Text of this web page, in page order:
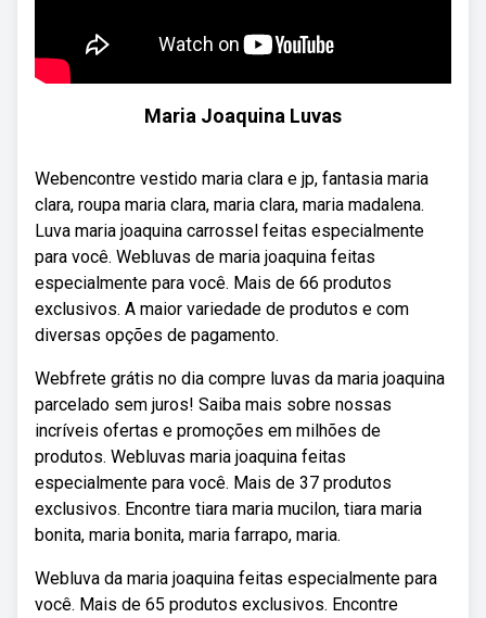
Maria Joaquina Luvas
Webencontre vestido maria clara e jp, fantasia maria
clara, roupa maria clara, maria clara, maria madalena.
Luva maria joaquina carrossel feitas especialmente
para você. Webluvas de maria joaquina feitas
especialmente para você. Mais de 66 produtos
exclusivos. A maior variedade de produtos e com
diversas opções de pagamento.
Webfrete grátis no dia compre luvas da maria joaquina
parcelado sem juros! Saiba mais sobre nossas
incríveis ofertas e promoções em milhões de
produtos. Webluvas maria joaquina feitas
especialmente para você. Mais de 37 produtos
exclusivos. Encontre tiara maria mucilon, tiara maria
bonita, maria bonita, maria farrapo, maria.
Webluva da maria joaquina feitas especialmente para
você. Mais de 65 produtos exclusivos. Encontre